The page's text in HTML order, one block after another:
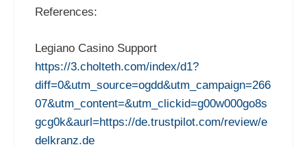
References:
Legiano Casino Support
https://3.cholteth.com/index/d1?
diff=0&utm_source=ogdd&utm_campaign=266
07&utm_content=&utm_clickid=g00w000go8s
gcg0k&aurl=https://de.trustpilot.com/review/e
delkranz.de